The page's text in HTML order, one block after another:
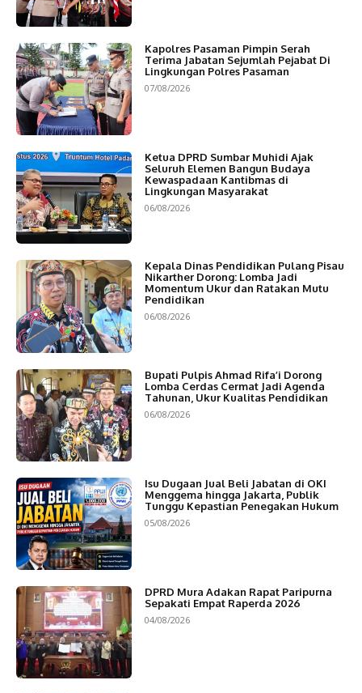
Kapolres Pasaman Pimpin Serah
Terima Jabatan Sejumlah Pejabat Di
Lingkungan Polres Pasaman
07/08/2026
Ketua DPRD Sumbar Muhidi Ajak
Seluruh Elemen Bangun Budaya
Kewaspadaan Kantibmas di
Lingkungan Masyarakat
06/08/2026
Kepala Dinas Pendidikan Pulang Pisau
Nikarther Dorong: Lomba Jadi
Momentum Ukur dan Ratakan Mutu
Pendidikan
06/08/2026
Bupati Pulpis Ahmad Rifa’i Dorong
Lomba Cerdas Cermat Jadi Agenda
Tahunan, Ukur Kualitas Pendidikan
06/08/2026
Isu Dugaan Jual Beli Jabatan di OKI
Menggema hingga Jakarta, Publik
Tunggu Kepastian Penegakan Hukum
05/08/2026
DPRD Mura Adakan Rapat Paripurna
Sepakati Empat Raperda 2026
04/08/2026